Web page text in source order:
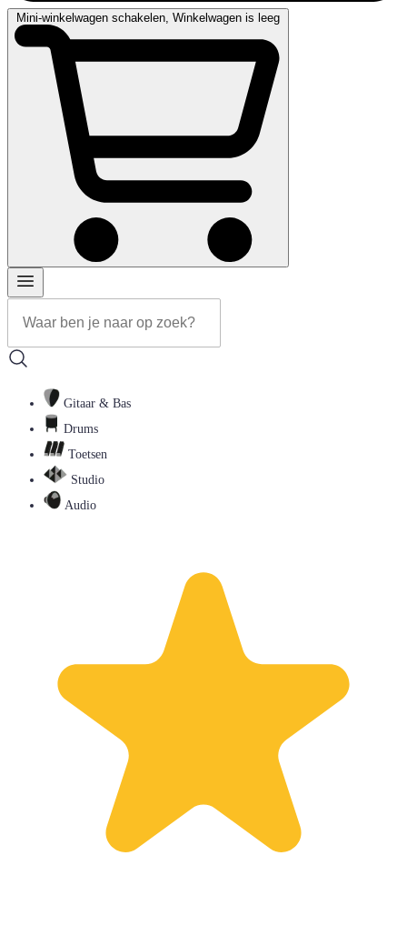
Mini-winkelwagen schakelen, Winkelwagen is leeg
Gitaar & Bas
Drums
Toetsen
Studio
Audio